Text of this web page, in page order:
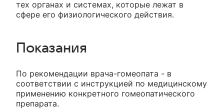
тех органах и системах, которые лежат в
сфере его физиологического действия.
Показания
По рекомендации врача-гомеопата - в
соответствии с инструкцией по медицинскому
применению конкретного гомеопатического
препарата.